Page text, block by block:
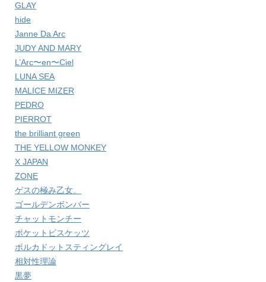
GLAY
hide
Janne Da Arc
JUDY AND MARY
L’Arc〜en〜Ciel
LUNA SEA
MALICE MIZER
PEDRO
PIERROT
the brilliant green
THE YELLOW MONKEY
X JAPAN
ZONE
ゲスの極み乙女。
ゴールデンボンバー
チャットモンチー
ポケットビスケッツ
ポルカドットスティングレイ
相対性理論
黒夢